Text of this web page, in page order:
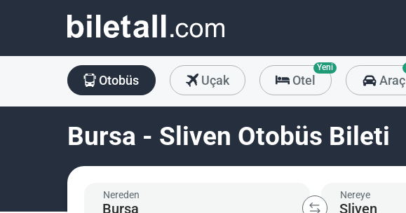
Otobüs Uçak Otel
Yeni
Araç
Bursa - Sliven Otobüs Bileti
Nereden Nereye